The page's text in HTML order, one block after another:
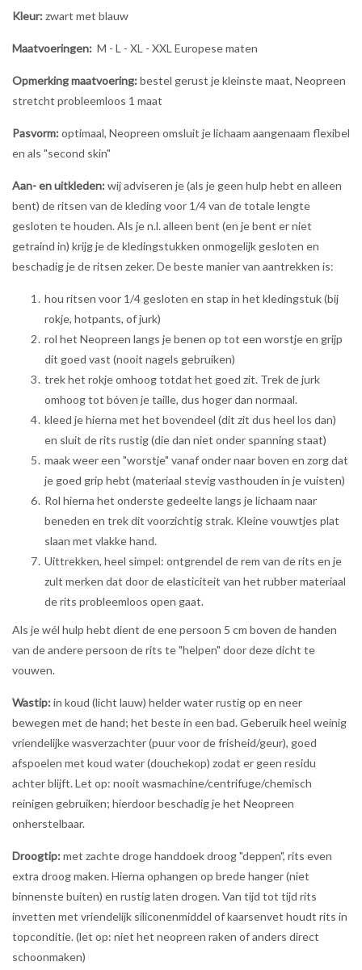
Kleur:zwart met blauw
Maatvoeringen: M - L - XL - XXL Europese maten
Opmerking maatvoering:bestel gerust je kleinste maat, Neopreen
stretcht probleemloos 1 maat
Pasvorm:optimaal, Neopreen omsluit je lichaam aangenaam flexibel
en als "second skin"
Aan- en uitkleden:wij adviseren je (als je geen hulp hebt en alleen
bent) de ritsen van de kleding voor 1/4 van de totale lengte
gesloten te houden. Als je n.l. alleen bent (en je bent er niet
getraind in) krijg je de kledingstukken onmogelijk gesloten en
beschadig je de ritsen zeker. De beste manier van aantrekken is:
hou ritsen voor 1/4 gesloten en stap in het kledingstuk (bij
rokje, hotpants, of jurk)
rol het Neopreen langs je benen op tot een worstje en grijp
dit goed vast (nooit nagels gebruiken)
trek het rokje omhoog totdat het goed zit. Trek de jurk
omhoog tot bóven je taille, dus hoger dan normaal.
kleed je hierna met het bovendeel (dit zit dus heel los dan)
en sluit de rits rustig (die dan niet onder spanning staat)
maak weer een "worstje" vanaf onder naar boven en zorg dat
je goed grip hebt (materiaal stevig vasthouden in je vuisten)
Rol hierna het onderste gedeelte langs je lichaam naar
beneden en trek dit voorzichtig strak. Kleine vouwtjes plat
slaan met vlakke hand.
Uittrekken, heel simpel: ontgrendel de rem van de rits en je
zult merken dat door de elasticiteit van het rubber materiaal
de rits probleemloos open gaat.
Als je wél hulp hebt dient de ene persoon 5 cm boven de handen
van de andere persoon de rits te "helpen" door deze dicht te
vouwen.
Wastip:in koud (licht lauw) helder water rustig op en neer
bewegen met de hand; het beste in een bad. Geberuik heel weinig
vriendelijke wasverzachter (puur voor de frisheid/geur), goed
afspoelen met koud water (douchekop) zodat er geen residu
achter blijft. Let op: nooit wasmachine/centrifuge/chemisch
reinigen gebruiken; hierdoor beschadig je het Neopreen
onherstelbaar.
Droogtip:met zachte droge handdoek droog "deppen", rits even
extra droog maken. Hierna ophangen op brede hanger (niet
binnenste buiten) en rustig laten drogen. Van tijd tot tijd rits
invetten met vriendelijk siliconenmiddel of kaarsenvet houdt rits in
topconditie. (let op: niet het neopreen raken of anders direct
schoonmaken)